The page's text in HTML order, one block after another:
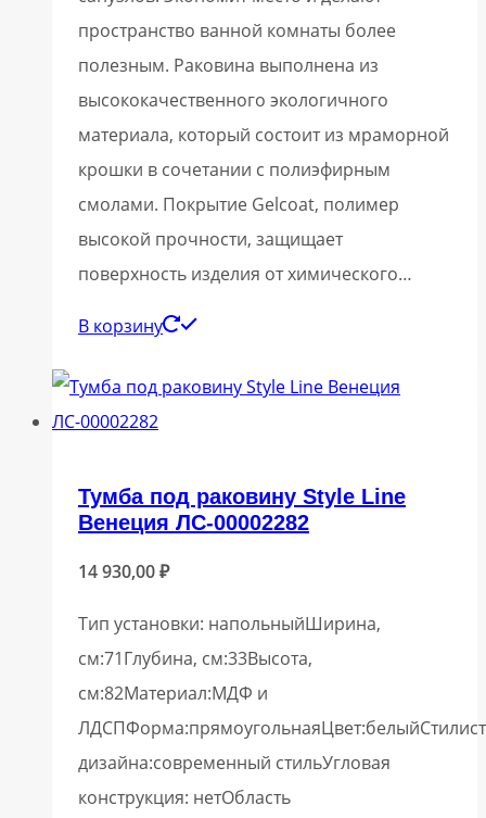
пространство ванной комнаты более
полезным. Раковина выполнена из
высококачественного экологичного
материала, который состоит из мраморной
крошки в сочетании с полиэфирным
смолами. Покрытие Gelcoat, полимер
высокой прочности, защищает
поверхность изделия от химического…
В корзину
Тумба под раковину Style Line
Венеция ЛС-00002282
14 930,00₽
Тип установки: напольныйШирина,
см:71Глубина, см:33Высота,
см:82Материал:МДФ и
дизайна:современный стильУгловая
конструкция: нетОбласть